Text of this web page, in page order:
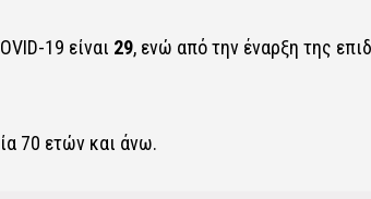
19 είναι 29, ενώ από την έναρξη της
70 ετών και άνω.